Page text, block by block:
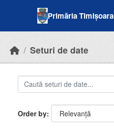
Primăria Timișoara
Seturi de date
Order by